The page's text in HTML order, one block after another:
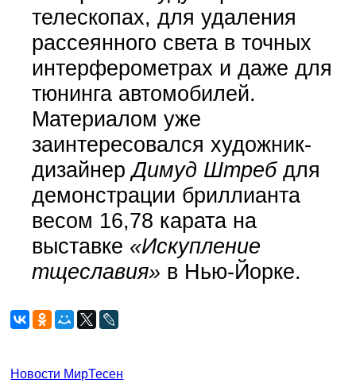
телескопах, для удаления
рассеянного света в точных
интерферометрах и даже для
тюнинга автомобилей.
Материалом уже
заинтересовался художник-
дизайнерДимуд Штребдля
демонстрации бриллианта
весом 16,78 карата на
выставке «Искупление
тщеславия» в Нью-Йорке.
Новости МирТесен